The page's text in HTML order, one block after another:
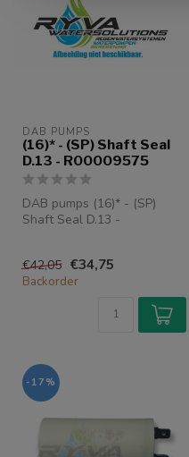
DAB PUMPS
(16)* - (SP) Shaft Seal
D.13 - R00009575
DAB pumps (16)* - (SP)
Shaft Seal D.13 -
€42,05 €34,75
Backorder
-17%